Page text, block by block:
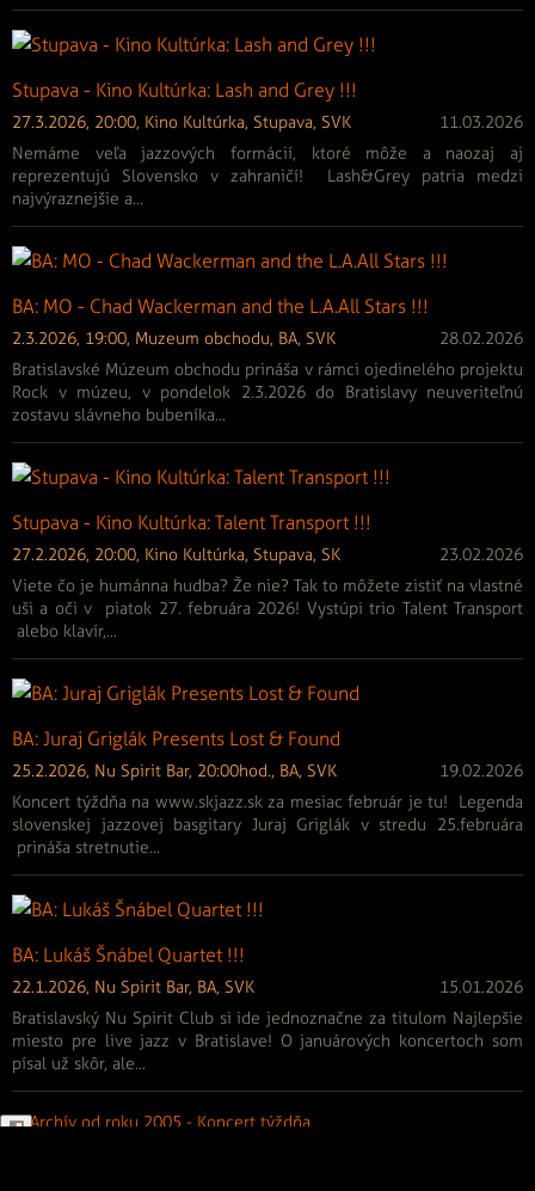
Stupava - Kino Kultúrka: Lash and Grey !!!
27.3.2026, 20:00, Kino Kultúrka, Stupava, SVK
11.03.2026
Nemáme veľa jazzových formácií, ktoré môže a naozaj aj
reprezentujú Slovensko v zahraničí! Lash&Grey patria medzi
najvýraznejšie a...
BA: MO - Chad Wackerman and the L.A.All Stars !!!
2.3.2026, 19:00, Muzeum obchodu, BA, SVK
28.02.2026
Bratislavské Múzeum obchodu prináša v rámci ojedinelého projektu
Rock v múzeu, v pondelok 2.3.2026 do Bratislavy neuveriteľnú
zostavu slávneho bubeníka...
Stupava - Kino Kultúrka: Talent Transport !!!
27.2.2026, 20:00, Kino Kultúrka, Stupava, SK
23.02.2026
Viete čo je humánna hudba? Že nie? Tak to môžete zistiť na vlastné
uši a oči v piatok 27. februára 2026! Vystúpi trio Talent Transport
alebo klavír,...
BA: Juraj Griglák Presents Lost & Found
25.2.2026, Nu Spirit Bar, 20:00hod., BA, SVK
19.02.2026
Koncert týždňa na www.skjazz.sk za mesiac február je tu! Legenda
slovenskej jazzovej basgitary Juraj Griglák v stredu 25.februára
prináša stretnutie...
BA: Lukáš Šnábel Quartet !!!
22.1.2026, Nu Spirit Bar, BA, SVK
15.01.2026
Bratislavský Nu Spirit Club si ide jednoznačne za titulom Najlepšie
miesto pre live jazz v Bratislave! O januárových koncertoch som
písal už skôr, ale...
Archív od roku 2005 - Koncert týždňa